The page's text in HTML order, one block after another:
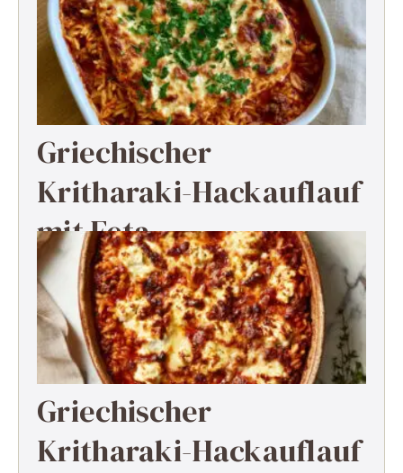
Griechischer
Kritharaki-Hackauflauf
mit Feta
Griechischer
Kritharaki-Hackauflauf